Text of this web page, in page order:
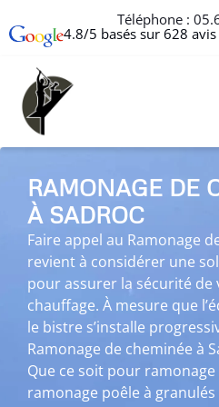
Téléphone :
4.8/5 basés sur 628 avis
RAMONAGE DE
À SADROC
Faire appel au Ramonage
revient à considérer une
pour assurer la sécurité de
chauffage. À mesure que
le bistre s’installe
Ramonage de cheminée à
Que ce soit pour
ramonage poêle à